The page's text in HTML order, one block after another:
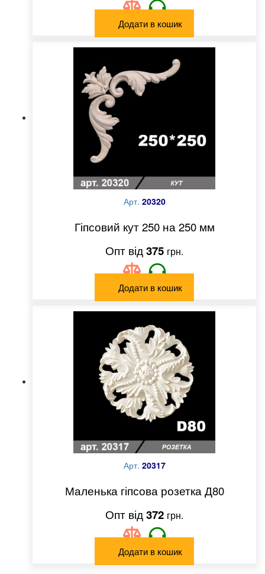
Додати в кошик
Арт. 20320
Гіпсовий кут 250 на 250 мм
375 грн.
Додати в кошик
Арт. 20317
Маленька гіпсова розетка Д80
372 грн.
Додати в кошик